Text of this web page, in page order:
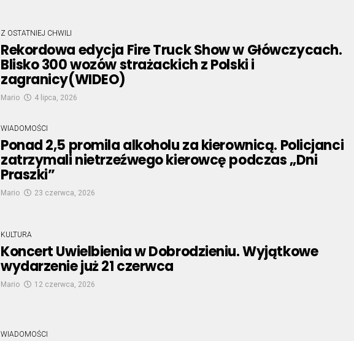
Z OSTATNIEJ CHWILI
Rekordowa edycja Fire Truck Show w Główczycach.
Blisko 300 wozów strażackich z Polski i
zagranicy(WIDEO)
Mario 4 lipca, 2026
WIADOMOŚCI
Ponad 2,5 promila alkoholu za kierownicą. Policjanci
zatrzymali nietrzeźwego kierowcę podczas „Dni
Praszki”
Mario 23 czerwca, 2026
KULTURA
Koncert Uwielbienia w Dobrodzieniu. Wyjątkowe
wydarzenie już 21 czerwca
Mario 12 czerwca, 2026
WIADOMOŚCI